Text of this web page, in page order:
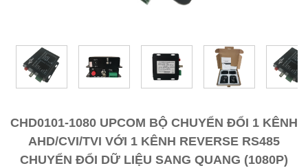
CHD0101-1080 UPCOM BỘ CHUYỂN ĐỔI 1 KÊNH
AHD/CVI/TVI VỚI 1 KÊNH REVERSE RS485
CHUYỂN ĐỔI DỮ LIỆU SANG QUANG (1080P)